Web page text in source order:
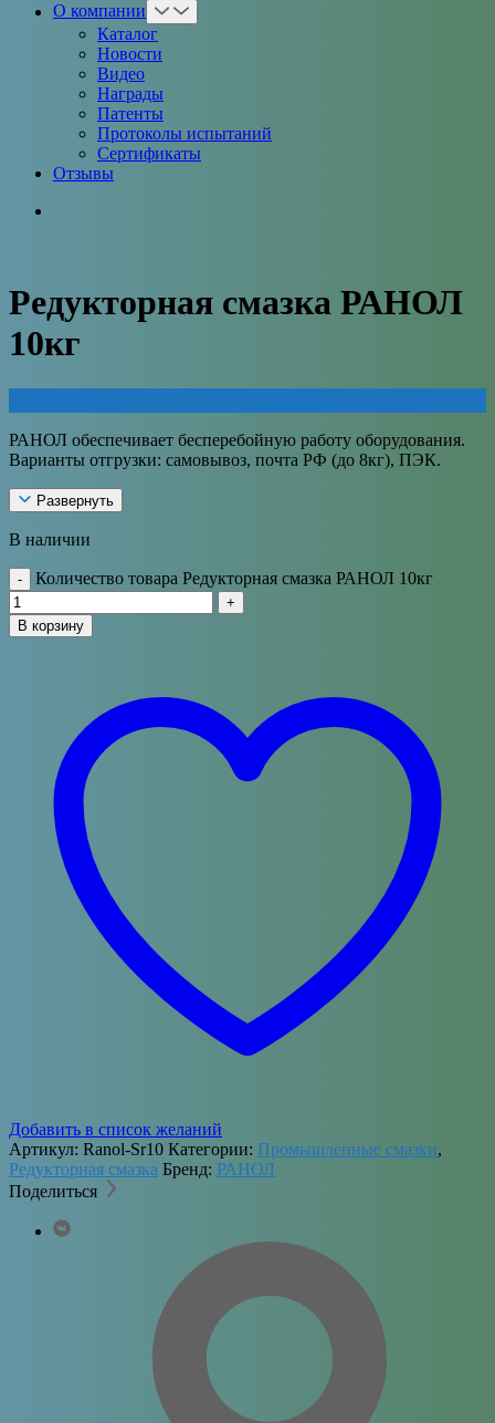
О компании
Каталог
Новости
Видео
Награды
Патенты
Протоколы испытаний
Сертификаты
Отзывы
Редукторная смазка РАНОЛ
10кг
РАНОЛ обеспечивает бесперебойную работу оборудования.
Варианты отгрузки: самовывоз, почта РФ (до 8кг), ПЭК.
Развернуть
В наличии
- Количество товара Редукторная смазка РАНОЛ 10кг
+
В корзину
Добавить в список желаний
Артикул: Ranol-Sr10 Категории: Промышленные смазки,
Редукторная смазка Бренд: РАНОЛ
Поделиться